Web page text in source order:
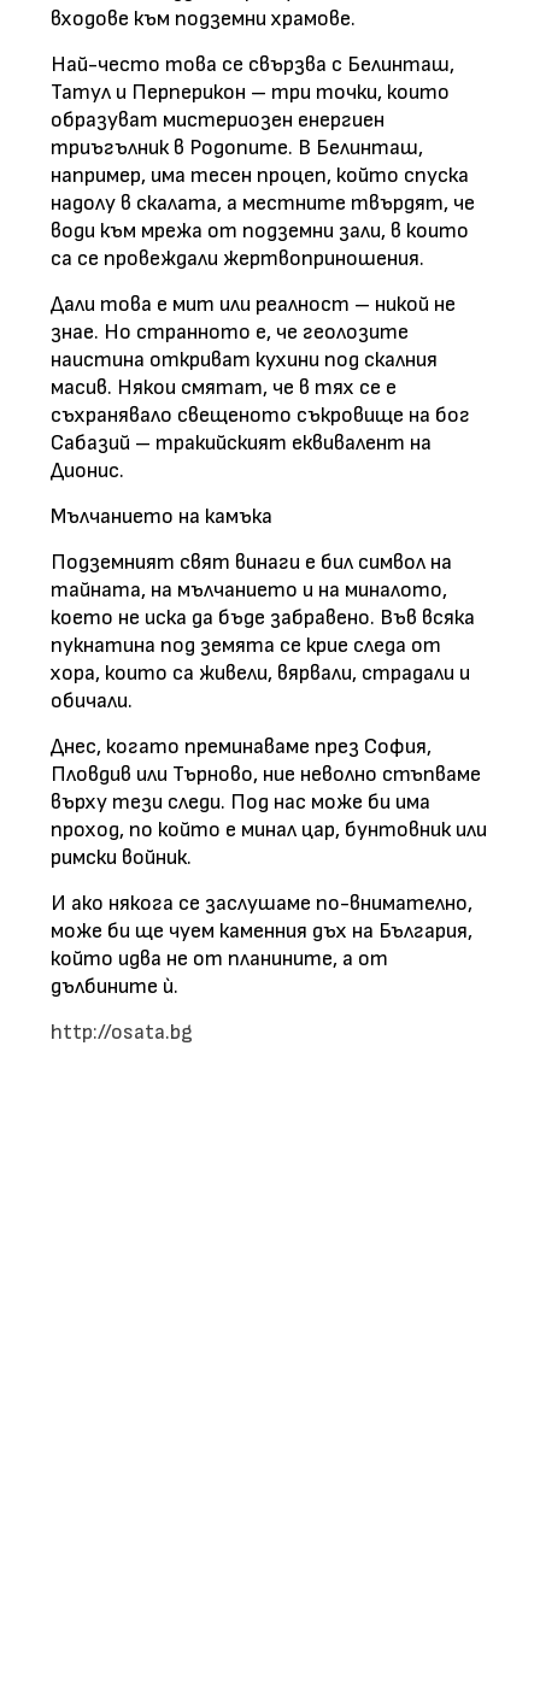
входове към подземни храмове.
Най-често това се свързва с Белинташ,
Татул и Перперикон – три точки, които
образуват мистериозен енергиен
триъгълник в Родопите. В Белинташ,
например, има тесен процеп, който спуска
надолу в скалата, а местните твърдят, че
води към мрежа от подземни зали, в които
са се провеждали жертвоприношения.
Дали това е мит или реалност – никой не
знае. Но странното е, че геолозите
наистина откриват кухини под скалния
масив. Някои смятат, че в тях се е
съхранявало свещеното съкровище на бог
Сабазий – тракийският еквивалент на
Дионис.
Мълчанието на камъка
Подземният свят винаги е бил символ на
тайната, на мълчанието и на миналото,
което не иска да бъде забравено. Във всяка
пукнатина под земята се крие следа от
хора, които са живели, вярвали, страдали и
обичали.
Днес, когато преминаваме през София,
Пловдив или Търново, ние неволно стъпваме
върху тези следи. Под нас може би има
проход, по който е минал цар, бунтовник или
римски войник.
И ако някога се заслушаме по-внимателно,
може би ще чуем каменния дъх на България,
който идва не от планините, а от
дълбините ѝ.
http://osata.bg